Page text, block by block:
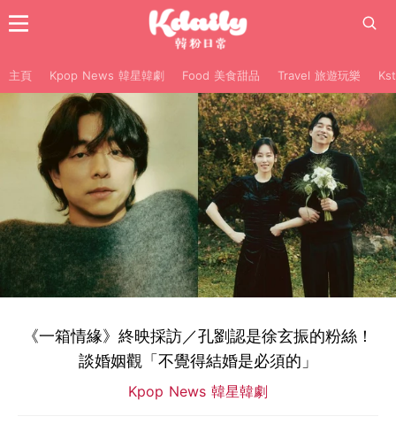
主頁 Kpop News 韓星韓劇 Food 美食甜品 Travel 旅遊玩樂
《一箱情緣》終映採訪／孔劉認是徐玄振的粉絲！
談婚姻觀「不覺得結婚是必須的」
Kpop News 韓星韓劇